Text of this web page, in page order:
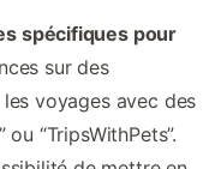
spécifiques pour
sur des
voyages avec des
“TripsWithPets”.